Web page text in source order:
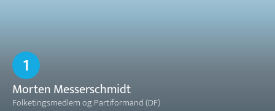
1
Morten Messerschmidt
Folketingsmedlem og Partiformand (DF)